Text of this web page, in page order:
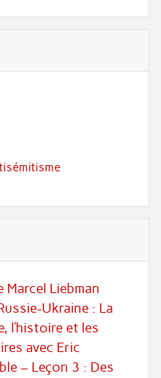
Marcel Liebman
Ukraine : La
l’histoire et les
avec Eric
– Leçon 3 : Des